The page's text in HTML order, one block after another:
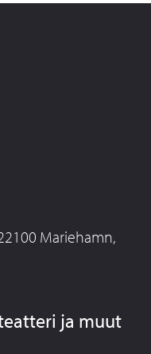
Mariehamn,
ja muut